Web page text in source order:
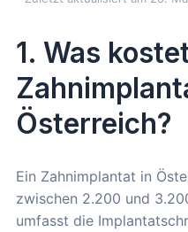
1. Was
Österreich?
Ein Zahnimplantat in
zwischen 2.200 und
umfasst die